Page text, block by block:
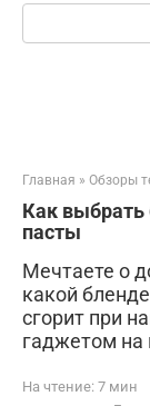
Поиск:
Главная » Обзоры
Как выбрать
пасты
Мечтаете о
какой
сгорит при
гаджетом на
На чтение: 7 мин